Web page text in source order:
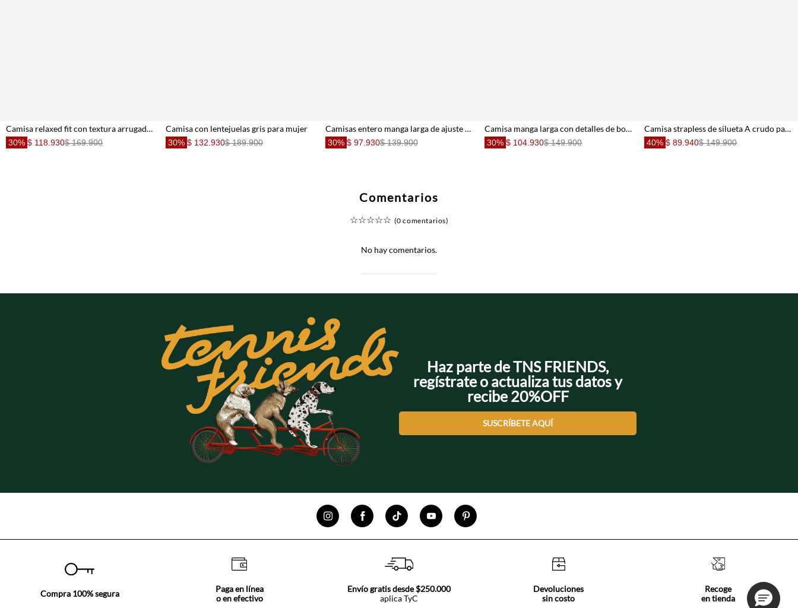
Camisa relaxed fit con textura arrugada en lyocell vino para mujer
30% $ 118.930$ 169.900
Camisa con lentejuelas gris para mujer
30% $ 132.930$ 189.900
Camisas entero manga larga de ajuste cómodo para mujer de silueta ajustada
30% $ 97.930$ 139.900
Camisa manga larga con detalles de bolillo crudo para mujer
30% $ 104.930$ 149.900
Camisa strapless de silueta A crudo para mujer
40% $ 89.940$ 149.900
Comentarios
☆☆☆☆☆ (0 comentarios)
No hay comentarios.
Haz parte de TNS FRIENDS,
regístrate o actualiza tus datos y
recibe 20%OFF
SUSCRÍBETE AQUÍ
Compra 100% segura
Paga en línea
o en efectivo
Envío gratis desde $250.000
aplica TyC
Devoluciones
sin costo
Recoge
en tienda